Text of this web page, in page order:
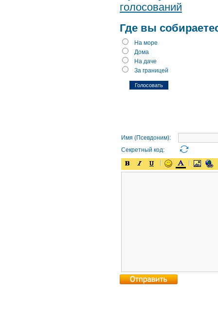
голосований
Где вы
На море
Дома
На даче
За границей
Имя (Псевдоним):
Секретный код: